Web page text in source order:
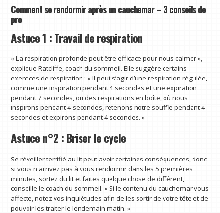
Comment se rendormir après un cauchemar – 3 conseils de
pro
Astuce 1 : Travail de respiration
« La respiration profonde peut être efficace pour nous calmer »,
explique Ratcliffe, coach du sommeil. Elle suggère certains
exercices de respiration : « Il peut s’agir d’une respiration régulée,
comme une inspiration pendant 4 secondes et une expiration
pendant 7 secondes, ou des respirations en boîte, où nous
inspirons pendant 4 secondes, retenons notre souffle pendant 4
secondes et expirons pendant 4 secondes. »
Astuce n°2 : Briser le cycle
Se réveiller terrifié au lit peut avoir certaines conséquences, donc
si vous n'arrivez pas à vous rendormir dans les 5 premières
minutes, sortez du lit et faites quelque chose de différent,
conseille le coach du sommeil. « Si le contenu du cauchemar vous
affecte, notez vos inquiétudes afin de les sortir de votre tête et de
pouvoir les traiter le lendemain matin. »